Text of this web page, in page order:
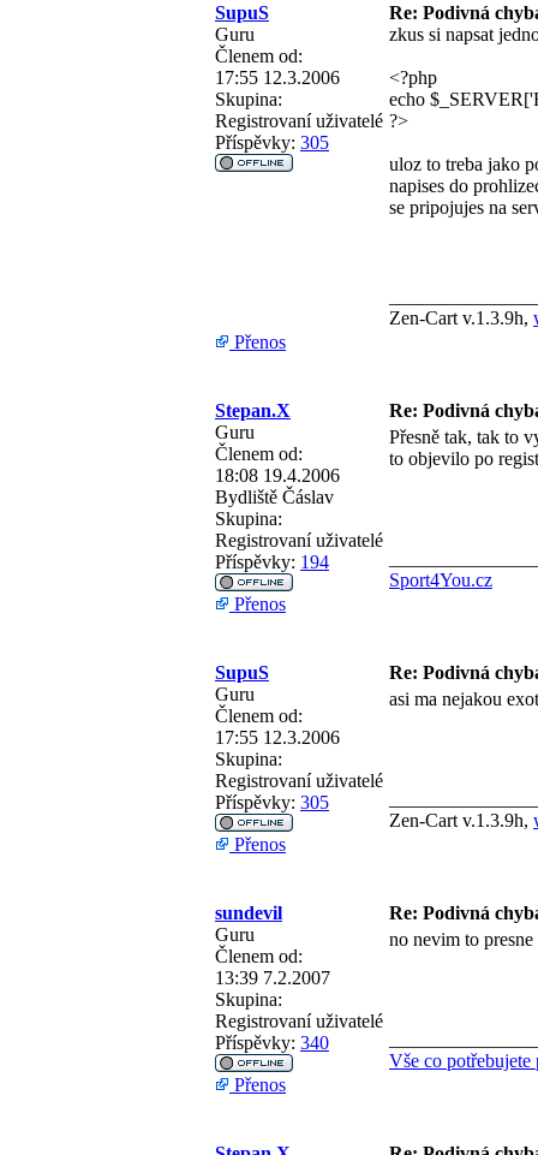
SupuS
Re: Podivná
Guru
Členem od:
17:55 12.3.2006
Skupina:
Registrovaní uživatelé
Příspěvky: 305
zkus si napsat
<?php
echo
?>
uloz to treba jako
napises do
se pripojujes na
Zen-Cart v.1.3.9h,
Přenos
Stepan.X
Re: Podivná
Guru
Členem od:
18:08 19.4.2006
Bydliště Čáslav
Skupina:
Registrovaní uživatelé
Příspěvky: 194
Přesně tak, tak to
to objevilo po
Sport4You.cz
Přenos
SupuS
Re: Podivná
Guru
Členem od:
17:55 12.3.2006
Skupina:
Registrovaní uživatelé
Příspěvky: 305
asi ma nejakou
Zen-Cart v.1.3.9h,
Přenos
sundevil
Re: Podivná
Guru
Členem od:
13:39 7.2.2007
Skupina:
Registrovaní uživatelé
Příspěvky: 340
no nevim to
Vše co
Přenos